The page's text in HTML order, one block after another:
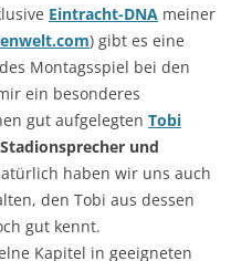
Eintracht-DNA meiner
) gibt es eine
Montagsspiel bei den
ein besonderes
gut aufgelegten Tobi
Stadionsprecher und
haben wir uns auch
den Tobi aus dessen
gut kennt.
Kapitel in geeigneten